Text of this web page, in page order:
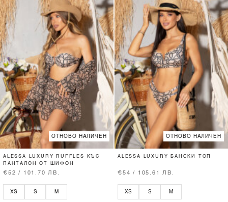
ОТНОВО НАЛИЧЕН
ALESSA LUXURY RUFFLES КЪС
ПАНТАЛОН ОТ ШИФОН
€52 / 101.70 ЛВ.
XS S M
ОТНОВО НАЛИЧЕН
ALESSA LUXURY БАНСКИ ТОП
€54 / 105.61 ЛВ.
XS S M